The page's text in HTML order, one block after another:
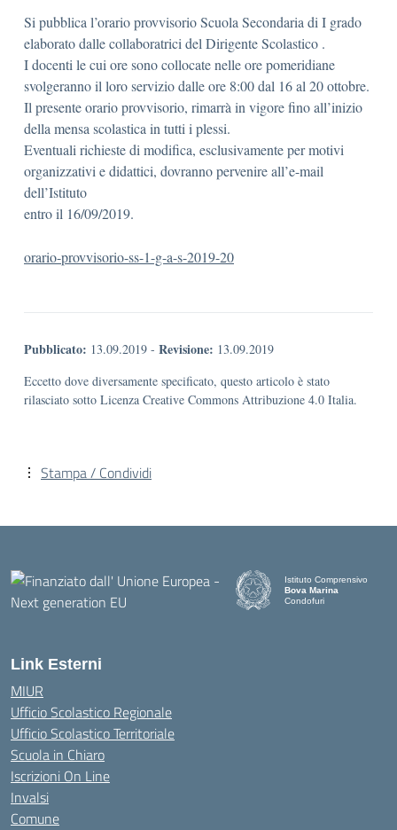
Si pubblica l’orario provvisorio Scuola Secondaria di I grado
elaborato dalle collaboratrici del Dirigente Scolastico .
I docenti le cui ore sono collocate nelle ore pomeridiane
svolgeranno il loro servizio dalle ore 8:00 dal 16 al 20 ottobre.
Il presente orario provvisorio, rimarrà in vigore fino all’inizio
della mensa scolastica in tutti i plessi.
Eventuali richieste di modifica, esclusivamente per motivi
organizzativi e didattici, dovranno pervenire all’e-mail
dell’Istituto
entro il 16/09/2019.
orario-provvisorio-ss-1-g-a-s-2019-20
Pubblicato: 13.09.2019 - Revisione: 13.09.2019
Eccetto dove diversamente specificato, questo articolo è stato
rilasciato sotto Licenza Creative Commons Attribuzione 4.0 Italia.
Stampa / Condividi
Istituto Comprensivo
Bova Marina
Condofuri
Link Esterni
MIUR
Ufficio Scolastico Regionale
Ufficio Scolastico Territoriale
Scuola in Chiaro
Iscrizioni On Line
Invalsi
Comune